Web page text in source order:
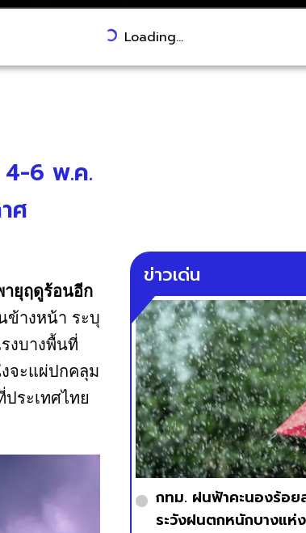
Loading...
4-6 พ.ค.
ศ
ายุฤดูร้อนอีก
ข้างหน้า ระบุ
งบางพื้นที่
จะแผ่ปกคลุม
ระเทศไทย
ข่าวเด่น
กทม. ฝนฟ้าคะนองร้อ
ระวังฝนตกหนักบางแห่ง